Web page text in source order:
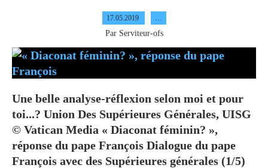
17.05.2019 …
Par Serviteur-ofs
Une belle analyse-réflexion selon moi et pour
toi...? Union Des Supérieures Générales, UISG
© Vatican Media « Diaconat féminin? »,
réponse du pape François Dialogue du pape
François avec des Supérieures générales (1/5)